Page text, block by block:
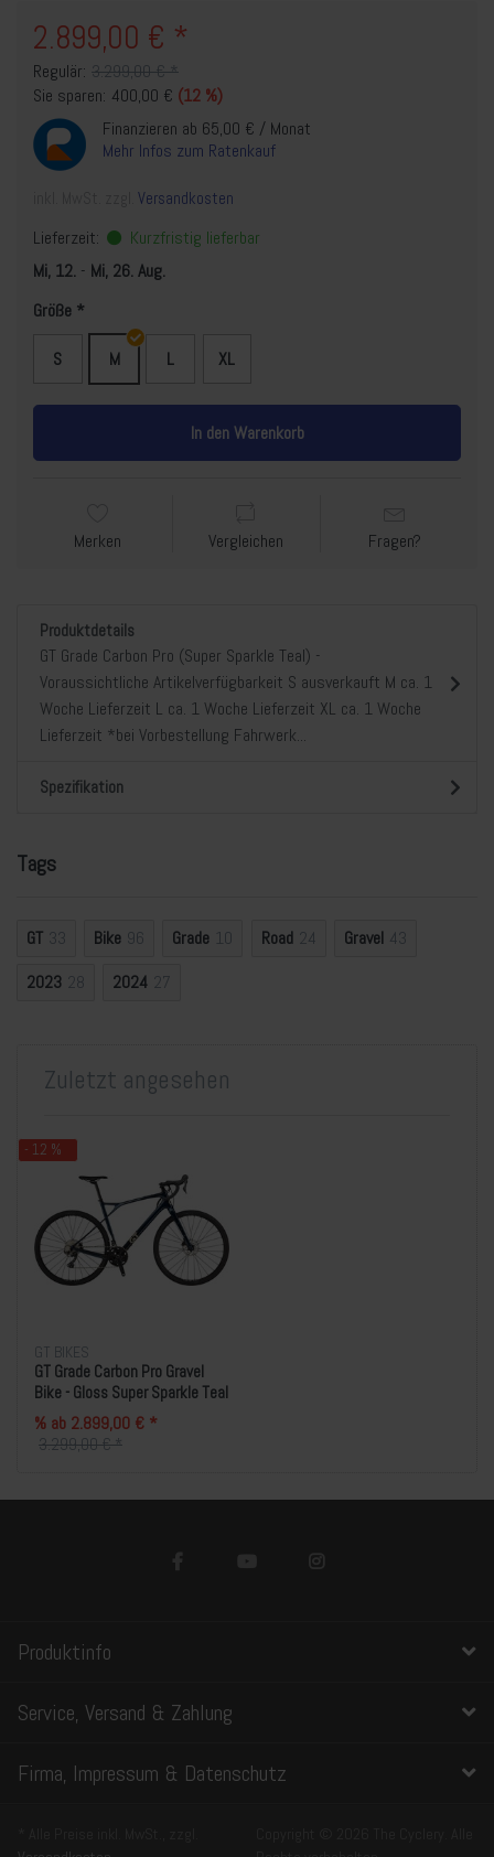
2.899,00 € *
Regulär: 3.299,00 € *
Sie sparen: 400,00 € (12 %)
Finanzieren ab 65,00 € / Monat
Mehr Infos zum Ratenkauf
Versandkosten
Lieferzeit:
Kurzfristig lieferbar
Mi, 12. - Mi, 26. Aug.
Größe
S M L XL
In den Warenkorb
Merken Vergleichen Fragen?
Produktdetails
GT Grade Carbon Pro (Super Sparkle Teal) -
Voraussichtliche Artikelverfügbarkeit S ausverkauft M ca. 1
Woche Lieferzeit L ca. 1 Woche Lieferzeit XL ca. 1 Woche
Lieferzeit *bei Vorbestellung Fahrwerk...
Spezifikation
Tags
GT 33 Bike 96 Grade 10 Road 24 Gravel 43
2023 28 2024 27
Zuletzt angesehen
- 12 %
GT BIKES
GT Grade Carbon Pro Gravel
Bike - Gloss Super Sparkle Teal
% ab 2.899,00 € *
3.299,00 € *
Produktinfo
Service, Versand & Zahlung
Firma, Impressum & Datenschutz